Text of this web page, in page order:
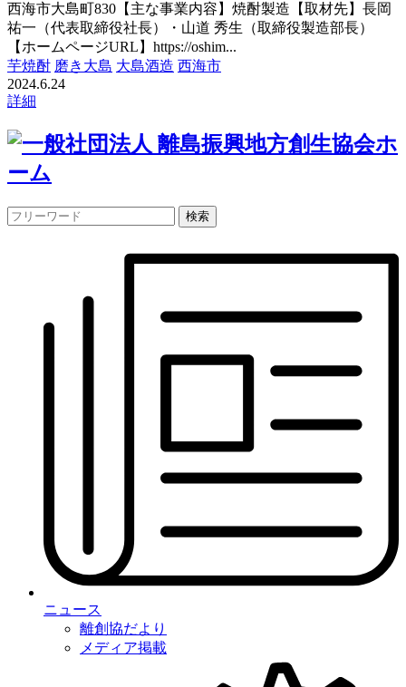
西海市大島町830【主な事業内容】焼酎製造【取材先】長岡
祐一（代表取締役社長）・山道 秀生（取締役製造部長）
【ホームページURL】https://oshim...
芋焼酎 磨き大島 大島酒造 西海市
2024.6.24
詳細
ホ
ーム
ニュース
離創協だより
メディア掲載